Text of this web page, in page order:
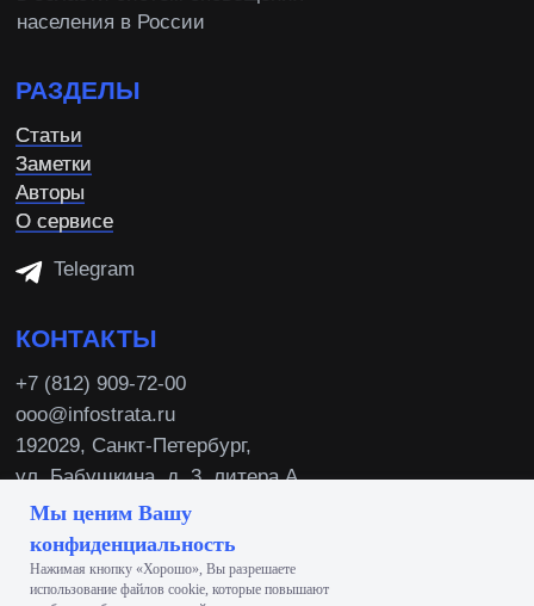
Мы ценим Вашу
конфиденциальность
Нажимая кнопку «Хорошо», Вы разрешаете
использование файлов сооkіе, которые повышают